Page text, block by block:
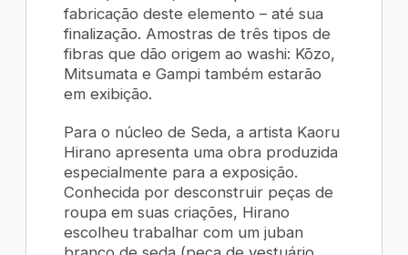
fabricação deste elemento – até sua
finalização. Amostras de três tipos de
fibras que dão origem aowashi: Kōzo,
Mitsumata eGampitambém estarão
em exibição.
Para o núcleo de Seda, a artista Kaoru
Hirano apresenta uma obra produzida
especialmente para a exposição.
Conhecida por desconstruir peças de
roupa em suas criações, Hirano
escolheu trabalhar com umjuban